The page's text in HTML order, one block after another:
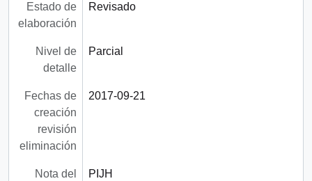
Estado de
elaboración
Revisado
Nivel de
detalle
Parcial
Fechas de
creación
revisión
eliminación
2017-09-21
Nota del
PIJH